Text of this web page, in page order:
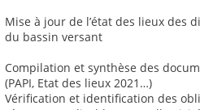
Mise à jour de l’état des lieux des
du bassin versant
Compilation et synthèse des
(PAPI, Etat des lieux 2021…)
Vérification et identification des